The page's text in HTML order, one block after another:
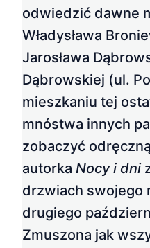
odwiedzić dawne
Władysława
Jarosława
Dąbrowskiej (ul.
mieszkaniu tej
mnóstwa innych
zobaczyć
autorka Nocy i dni
drzwiach swojego
drugiego
Zmuszona jak